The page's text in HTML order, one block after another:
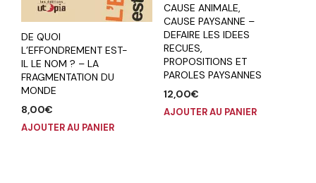
DE QUOI
L’EFFONDREMENT EST-
IL LE NOM ? – LA
FRAGMENTATION DU
MONDE
8,00€
AJOUTER AU PANIER
CAUSE ANIMALE,
CAUSE PAYSANNE –
DEFAIRE LES IDEES
RECUES,
PROPOSITIONS ET
PAROLES PAYSANNES
12,00€
AJOUTER AU PANIER